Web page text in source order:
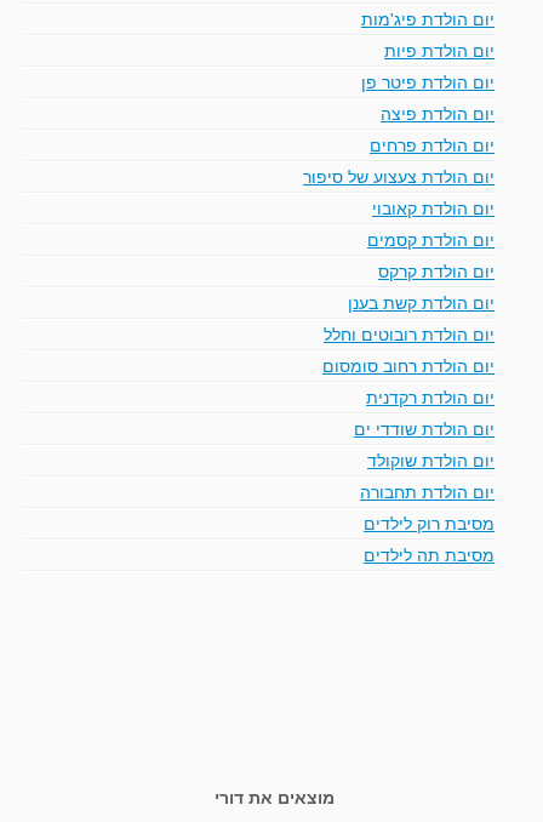
יום הולדת פיג'מות
יום הולדת פיות
יום הולדת פיטר פן
יום הולדת פיצה
יום הולדת פרחים
יום הולדת צעצוע של סיפור
יום הולדת קאובוי
יום הולדת קסמים
יום הולדת קרקס
יום הולדת קשת בענן
יום הולדת רובוטים וחלל
יום הולדת רחוב סומסום
יום הולדת רקדנית
יום הולדת שודדי ים
יום הולדת שוקולד
יום הולדת תחבורה
מסיבת רוק לילדים
מסיבת תה לילדים
מוצאים את דורי